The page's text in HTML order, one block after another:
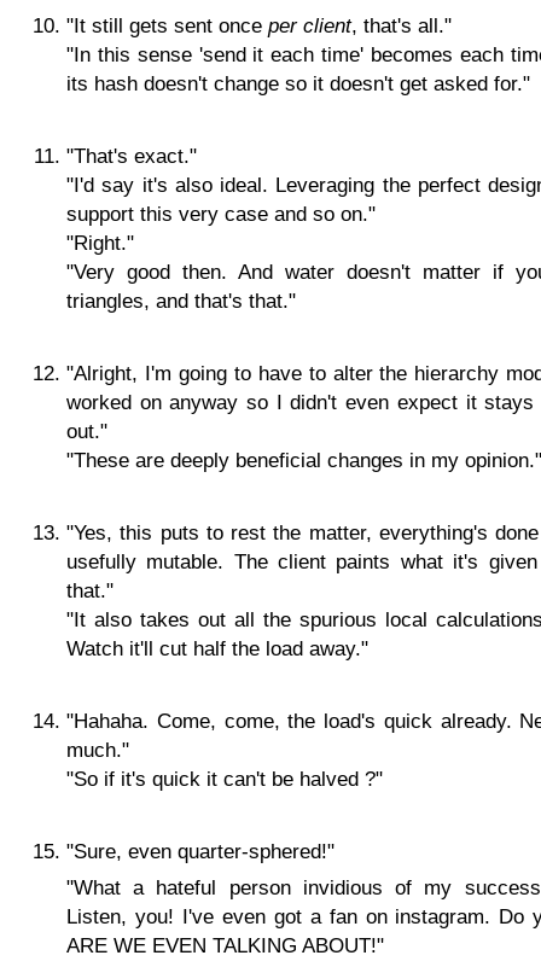
"It still gets sent once per client, that's all."
"In this sense 'send it each time' becomes each
its hash doesn't change so it doesn't get asked for."
"That's exact."
"I'd say it's also ideal. Leveraging the perfect
support this very case and so on."
"Right."
"Very good then. And water doesn't matter if
triangles, and that's that."
"Alright, I'm going to have to alter the hierarchy
worked on anyway so I didn't even expect it
out."
"These are deeply beneficial changes in my opinion."
"Yes, this puts to rest the matter, everything's
usefully mutable. The client paints what it's
that."
"It also takes out all the spurious local
Watch it'll cut half the load away."
"Hahaha. Come, come, the load's quick already.
much."
"So if it's quick it can't be halved ?"
"Sure, even quarter-sphered!"
"What a hateful person invidious of my
Listen, you! I've even got a fan on instagram. Do
ARE WE EVEN TALKING ABOUT!"